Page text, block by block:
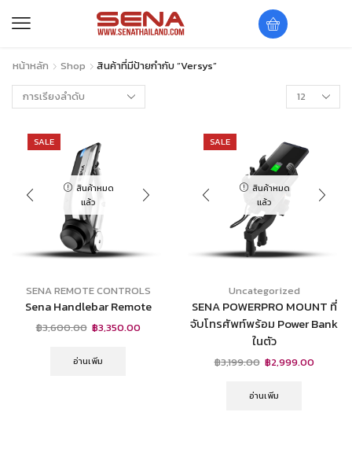
หน้าหลัก Shop สินค้าที่มีป้ายกำกับ “versys”
SALE
สินค้าหมด
แล้ว
SENA REMOTE CONTROLS
Sena Handlebar Remote
฿3,600.00 ฿3,350.00
อ่านเพิ่ม
SALE
สินค้าหมด
แล้ว
Uncategorized
SENA POWERPRO MOUNT ที่
จับโทรศัพท์พร้อม Power Bank
ในตัว
฿3,199.00 ฿2,999.00
อ่านเพิ่ม